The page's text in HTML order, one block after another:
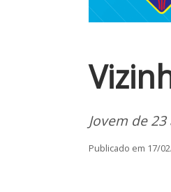
Jovem de
Publicado em 17/